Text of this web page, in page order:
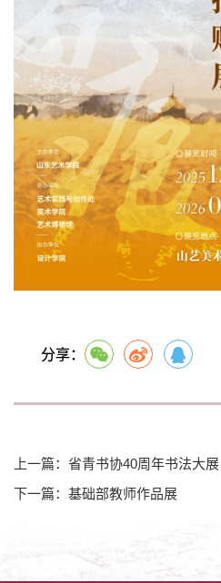
分享：
上一篇：省青书协40周年书法大展
下一篇：基础部教师作品展